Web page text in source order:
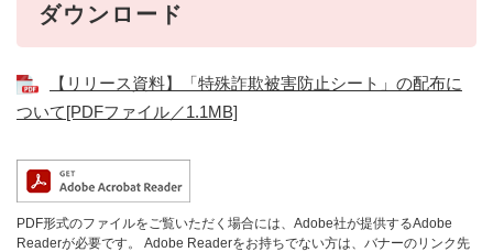
ダウンロード
【リリース資料】「特殊詐欺被害防止シート」の配布に
ついて[PDFファイル／1.1MB]
PDF形式のファイルをご覧いただく場合には、Adobe社が提供するAdobe
Readerが必要です。
Adobe Readerをお持ちでない方は、バナーのリンク先